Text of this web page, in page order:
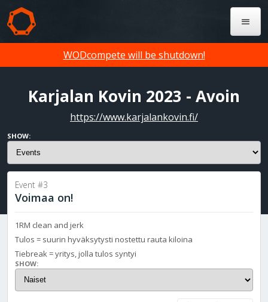
WODcompete will be shutdown!
Karjalan Kovin 2023 - Avoin
https://www.karjalankovin.fi/
SHOW:
Event #3
Voimaa on!
1RM clean and jerk
Tulos = suurin hyväksytysti nostettu rauta kiloina
Tiebreak = yritys, jolla tulos syntyi
SHOW: